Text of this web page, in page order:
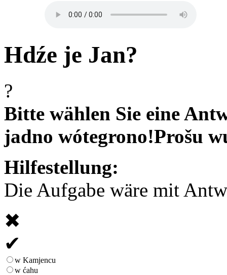
Hdźe je Jan?
?
Bitte wählen Sie eine
jadno wótegrono!Prošu
Hilfestellung:
Die Aufgabe wäre mit
✖
✔
w Kamjencu
w ćahu